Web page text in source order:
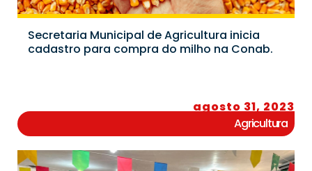
Secretaria Municipal de Agricultura inicia
cadastro para compra do milho na Conab.
agosto 31, 2023
Agricultura